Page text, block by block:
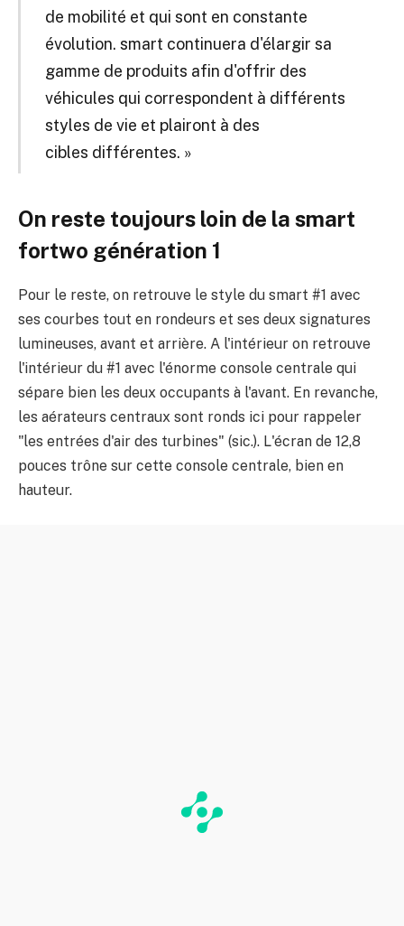
de mobilité et qui sont en constante
évolution. smart continuera d'élargir sa
gamme de produits afin d'offrir des
véhicules qui correspondent à différents
styles de vie et plairont à des
cibles différentes. »
On reste toujours loin de la smart
fortwo génération 1
Pour le reste, on retrouve le style du smart #1 avec
ses courbes tout en rondeurs et ses deux signatures
lumineuses, avant et arrière. A l'intérieur on retrouve
l'intérieur du #1 avec l'énorme console centrale qui
sépare bien les deux occupants à l'avant. En revanche,
les aérateurs centraux sont ronds ici pour rappeler
"les entrées d'air des turbines" (sic.). L'écran de 12,8
pouces trône sur cette console centrale, bien en
hauteur.